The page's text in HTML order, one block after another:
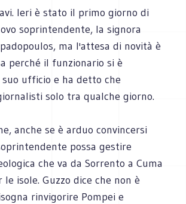
Ieri è stato il primo giorno di
soprintendente, la signora
ma l'attesa di novità è
perché il funzionario si è
ufficio e ha detto che
solo tra qualche giorno.
anche se è arduo convincersi
possa gestire
che va da Sorrento a Cuma
le isole. Guzzo dice che non è
rinvigorire Pompei e